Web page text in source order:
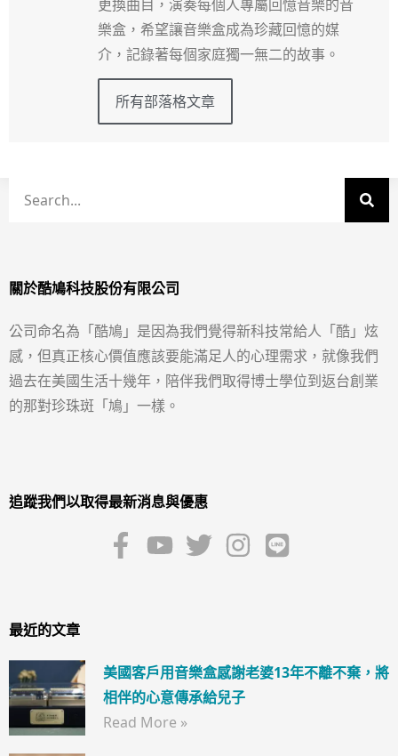
更換曲目，演奏每個人專屬回憶音樂的音
樂盒，希望讓音樂盒成為珍藏回憶的媒
介，記錄著每個家庭獨一無二的故事。
所有部落格文章
關於酷鳩科技股份有限公司
公司命名為「酷鳩」是因為我們覺得新科技常給人「酷」炫
感，但真正核心價值應該要能滿足人的心理需求，就像我們
過去在美國生活十幾年，陪伴我們取得博士學位到返台創業
的那對珍珠斑「鳩」一樣。
追蹤我們以取得最新消息與優惠
最近的文章
美國客戶用音樂盒感謝老婆13年不離不棄，將
相伴的心意傳承給兒子
Read More »